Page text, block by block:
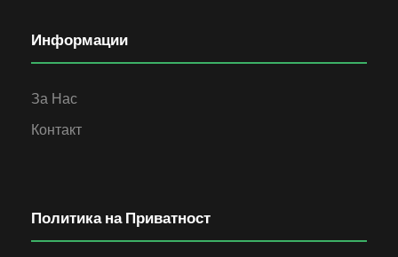
Информации
За Нас
Контакт
Политика на Приватност